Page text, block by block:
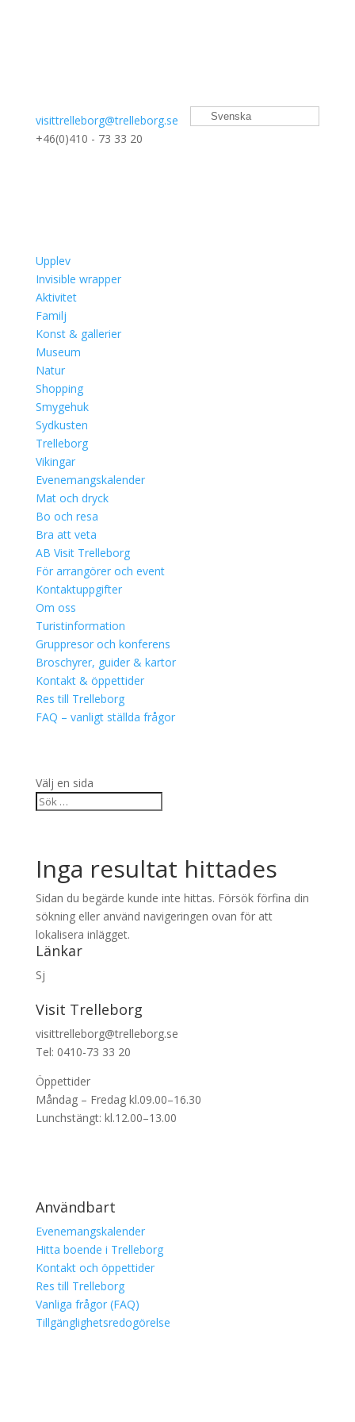
Svenska
visittrelleborg@trelleborg.se
+46(0)410 - 73 33 20
Upplev
Invisible wrapper
Aktivitet
Familj
Konst & gallerier
Museum
Natur
Shopping
Smygehuk
Sydkusten
Trelleborg
Vikingar
Evenemangskalender
Mat och dryck
Bo och resa
Bra att veta
AB Visit Trelleborg
För arrangörer och event
Kontaktuppgifter
Om oss
Turistinformation
Gruppresor och konferens
Broschyrer, guider & kartor
Kontakt & öppettider
Res till Trelleborg
FAQ – vanligt ställda frågor
Välj en sida
Inga resultat hittades
Sidan du begärde kunde inte hittas. Försök förfina din
sökning eller använd navigeringen ovan för att
lokalisera inlägget.
Länkar
Sj
Visit Trelleborg
visittrelleborg@trelleborg.se
Tel: 0410-73 33 20
Öppettider
Måndag – Fredag kl.09.00–16.30
Lunchstängt: kl.12.00–13.00
Användbart
Evenemangskalender
Hitta boende i Trelleborg
Kontakt och öppettider
Res till Trelleborg
Vanliga frågor (FAQ)
Tillgänglighetsredogörelse